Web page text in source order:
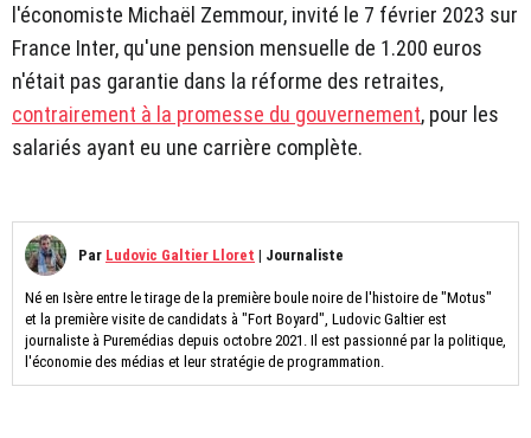
l'économiste Michaël Zemmour, invité le 7 février 2023 sur
France Inter, qu'une pension mensuelle de 1.200 euros
n'était pas garantie dans la réforme des retraites,
contrairement à la promesse du gouvernement, pour les
salariés ayant eu une carrière complète.
Par Ludovic Galtier Lloret | Journaliste
Né en Isère entre le tirage de la première boule noire de l'histoire de "Motus"
et la première visite de candidats à "Fort Boyard", Ludovic Galtier est
journaliste à Puremédias depuis octobre 2021. Il est passionné par la politique,
l'économie des médias et leur stratégie de programmation.